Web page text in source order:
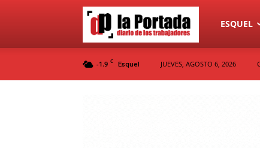
Diario
La
ESQUEL
-1.9 C Esquel JUEVES, AGOSTO 6, 2026